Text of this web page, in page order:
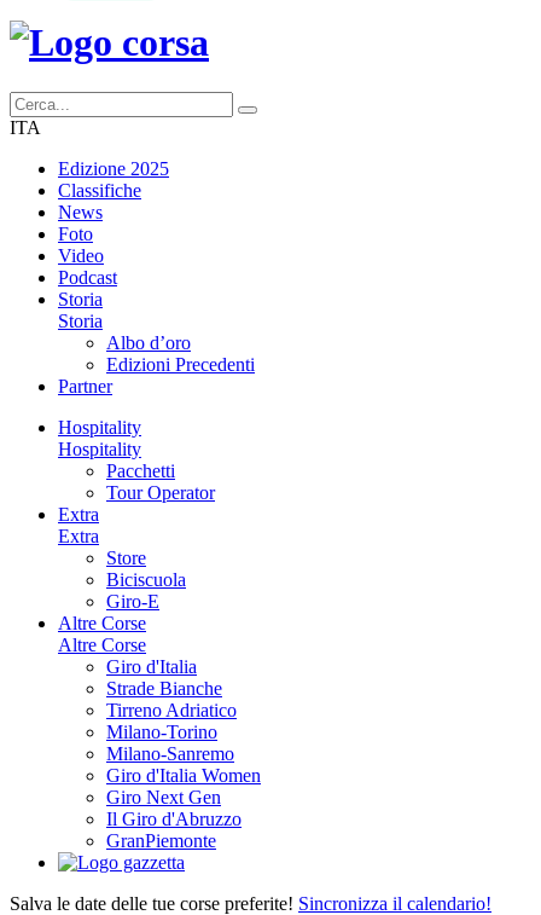
ITA
Edizione 2025
Classifiche
News
Foto
Video
Podcast
Storia
Storia
Albo d’oro
Edizioni Precedenti
Partner
Hospitality
Hospitality
Pacchetti
Tour Operator
Extra
Extra
Store
Biciscuola
Giro-E
Altre Corse
Altre Corse
Giro d'Italia
Strade Bianche
Tirreno Adriatico
Milano-Torino
Milano-Sanremo
Giro d'Italia Women
Giro Next Gen
Il Giro d'Abruzzo
GranPiemonte
Salva le date delle tue corse preferite! Sincronizza il calendario!